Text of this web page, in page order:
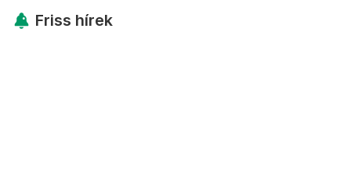
Friss hírek